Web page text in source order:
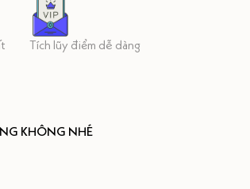
Tích lũy điểm dễ dàng
KHÔNG NHÉ